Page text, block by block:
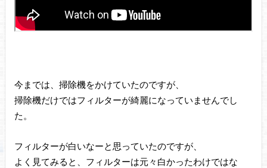
今までは、掃除機をかけていたのですが、
掃除機だけではフィルターが綺麗になっていませんでし
た。
フィルターが白いなーと思っていたのですが、
よく見てみると、フィルターは元々白かったわけではな